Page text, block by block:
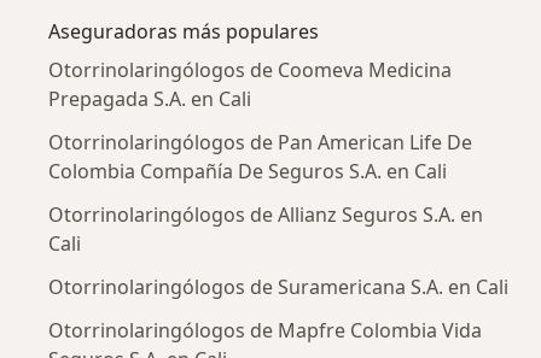
Aseguradoras más populares
Otorrinolaringólogos de Coomeva Medicina
Prepagada S.A. en Cali
Otorrinolaringólogos de Pan American Life De
Colombia Compañía De Seguros S.A. en Cali
Otorrinolaringólogos de Allianz Seguros S.A. en
Cali
Otorrinolaringólogos de Suramericana S.A. en Cali
Otorrinolaringólogos de Mapfre Colombia Vida